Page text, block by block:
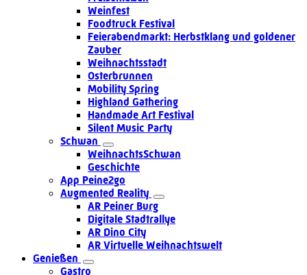
Weinfest
Foodtruck Festival
Feierabendmarkt: Herbstklang und goldener
Zauber
Weihnachtsstadt
Osterbrunnen
Mobility Spring
Highland Gathering
Handmade Art Festival
Silent Music Party
Schwan
WeihnachtsSchwan
Geschichte
App Peine2go
Augmented Reality
AR Peiner Burg
Digitale Stadtrallye
AR Dino City
AR Virtuelle Weihnachtswelt
Genießen
Gastro